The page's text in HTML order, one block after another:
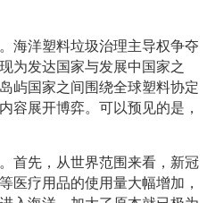
海洋塑料垃圾治理主导权争夺
为发达国家与发展中国家之
屿国家之间围绕全球塑料协定
容展开博弈。可以预见的是，
首先，从世界范围来看，新冠
医疗用品的使用量大幅增加，